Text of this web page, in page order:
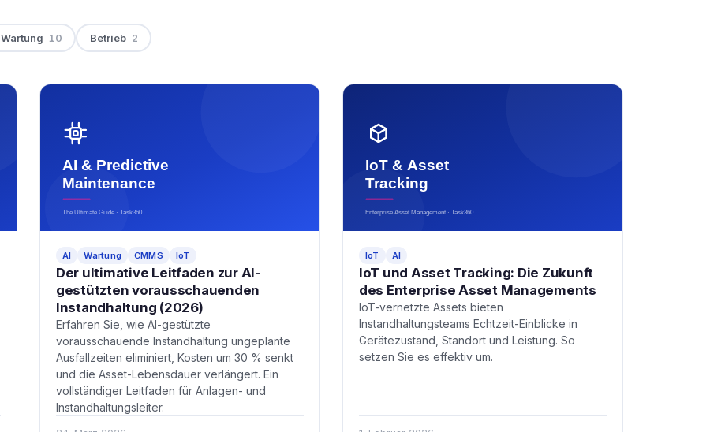
Wartung 10 Betrieb 2
AI Wartung CMMS IoT
Der ultimative Leitfaden zur AI-
gestützten vorausschauenden
Instandhaltung (2026)
Erfahren Sie, wie AI-gestützte
vorausschauende Instandhaltung ungeplante
Ausfallzeiten eliminiert, Kosten um 30 % senkt
und die Asset-Lebensdauer verlängert. Ein
vollständiger Leitfaden für Anlagen- und
Instandhaltungsleiter.
IoT AI
IoT und Asset Tracking: Die Zukunft
des Enterprise Asset Managements
IoT-vernetzte Assets bieten
Instandhaltungsteams Echtzeit-Einblicke in
Gerätezustand, Standort und Leistung. So
setzen Sie es effektiv um.